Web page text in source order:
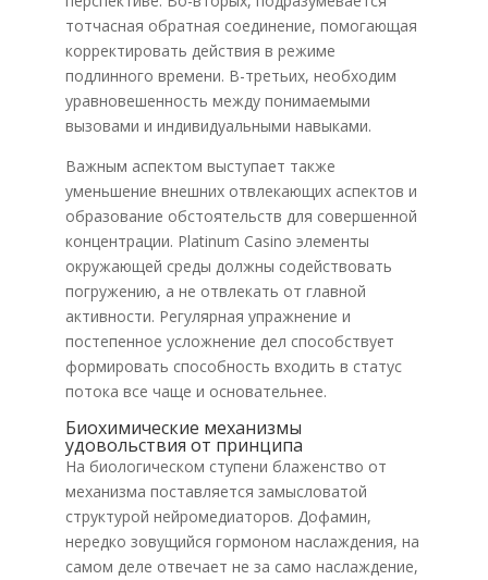
тотчасная обратная соединение, помогающая
корректировать действия в режиме
подлинного времени. В-третьих, необходим
уравновешенность между понимаемыми
вызовами и индивидуальными навыками.
Важным аспектом выступает также
уменьшение внешних отвлекающих аспектов и
образование обстоятельств для совершенной
концентрации. Platinum Casino элементы
окружающей среды должны содействовать
погружению, а не отвлекать от главной
активности. Регулярная упражнение и
постепенное усложнение дел способствует
формировать способность входить в статус
потока все чаще и основательнее.
Биохимические механизмы
удовольствия от принципа
На биологическом ступени блаженство от
механизма поставляется замысловатой
структурой нейромедиаторов. Дофамин,
нередко зовущийся гормоном наслаждения, на
самом деле отвечает не за само наслаждение,